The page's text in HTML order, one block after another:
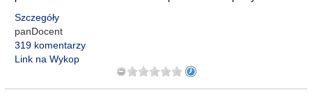
Szczegóły
panDocent
319 komentarzy
Link na Wykop